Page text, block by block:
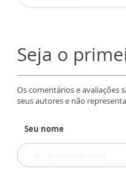
Seja o
Os comentários e avaliações
seus autores e não
Seu nome